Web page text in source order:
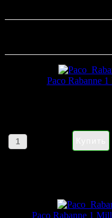
Paco Rabanne
Paco Rabanne 1